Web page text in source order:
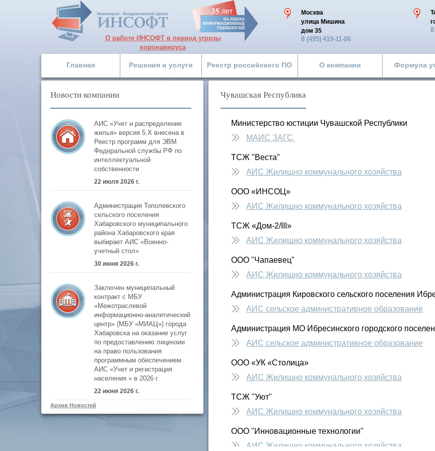
О работе ИНСОФТ в период угрозы
коронавируса
Москва
улица Мишина
дом 35
8 (495) 419-11-06
Главная Решения и услуги Реестр российского ПО О компании Формула
Новости компании
АИС «Учет и распределение
жилья» версия 5.Х внесена в
Реестр программ для ЭВМ
Федеральной службы РФ по
интеллектуальной
собственности
22 июля 2026 г.
Администрация Тополевского
сельского поселения
Хабаровского муниципального
района Хабаровского края
выбирает АИС «Военно-
учетный стол»
30 июня 2026 г.
Заключен муниципальный
контракт с МБУ
«Межотраслевой
информационно-аналитический
центр» (МБУ «МИАЦ») города
Хабаровска на оказание услуг
по предоставлению лицензии
на право пользования
программным обеспечением
АИС «Учет и регистрация
населения » в 2026 г.
22 июня 2026 г.
Архив Новостей
Чувашская Республика
Министерство юстиции Чувашской Республики
МАИС ЗАГС
ТСЖ "Веста"
АИС Жилищно коммунального хозяйства
ООО «ИНСОЦ»
АИС Жилищно коммунального хозяйства
ТСЖ «Дом-2/III»
АИС Жилищно коммунального хозяйства
ООО "Чапаевец"
АИС Жилищно коммунального хозяйства
Администрация Кировского сельского поселения
АИС сельское административное образование
Администрация МО Ибресинского городского
АИС сельское административное образование
ООО «УК «Столица»
АИС Жилищно коммунального хозяйства
ТСЖ "Уют"
АИС Жилищно коммунального хозяйства
ООО "Инновационные технологии"
АИС Жилищно коммунального хозяйства